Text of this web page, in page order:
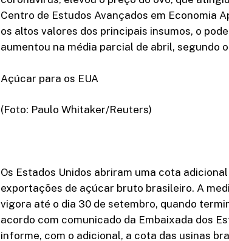
Centro de Estudos Avançados em Economia
os altos valores dos principais insumos, o
aumentou na média parcial de abril, segundo
Açúcar para os EUA
(Foto: Paulo Whitaker/Reuters)
Os Estados Unidos abriram uma cota
exportações de açúcar bruto brasileiro. A
vigora até o dia 30 de setembro, quando
acordo com comunicado da Embaixada dos
informe, com o adicional, a cota das usinas